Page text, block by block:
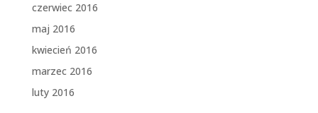
czerwiec 2016
maj 2016
kwiecień 2016
marzec 2016
luty 2016